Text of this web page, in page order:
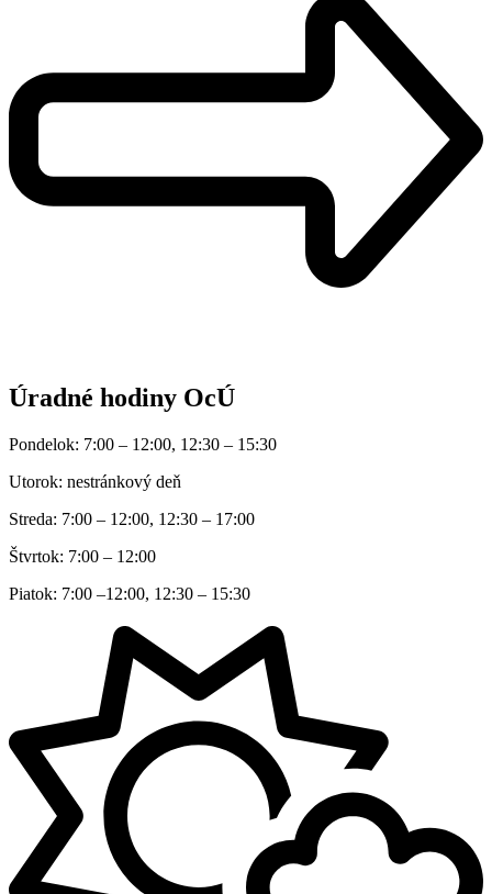
Úradné hodiny OcÚ
Pondelok: 7:00 – 12:00, 12:30 – 15:30
Utorok: nestránkový deň
Streda: 7:00 – 12:00, 12:30 – 17:00
Štvrtok: 7:00 – 12:00
Piatok: 7:00 –12:00, 12:30 – 15:30